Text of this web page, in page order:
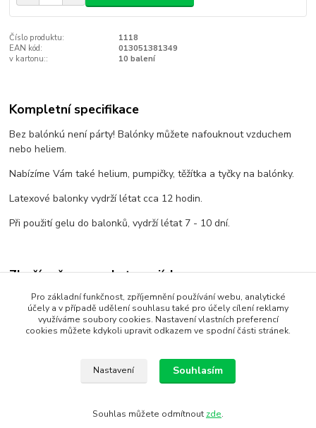
Číslo produktu:
1118
EAN kód:
013051381349
v kartonu::
10 balení
Kompletní specifikace
Bez balónkú není párty! Balónky můžete nafouknout vzduchem
nebo heliem.
Nabízíme Vám také helium, pumpičky, těžítka a tyčky na balónky.
Latexové balonky vydrží létat cca 12 hodin.
Při použití gelu do balonků, vydrží létat 7 - 10 dní.
Zboží zařazeno v kategoriích
tématické latexové s potiskem
černá / black
Pro základní funkčnost, zpříjemnění používání webu, analytické
účely a v případě udělení souhlasu také pro účely cílení reklamy
využíváme soubory cookies. Nastavení vlastních preferencí
cookies můžete kdykoli upravit odkazem ve spodní části stránek.
Nastavení Souhlasím
Souhlas můžete odmítnout zde.